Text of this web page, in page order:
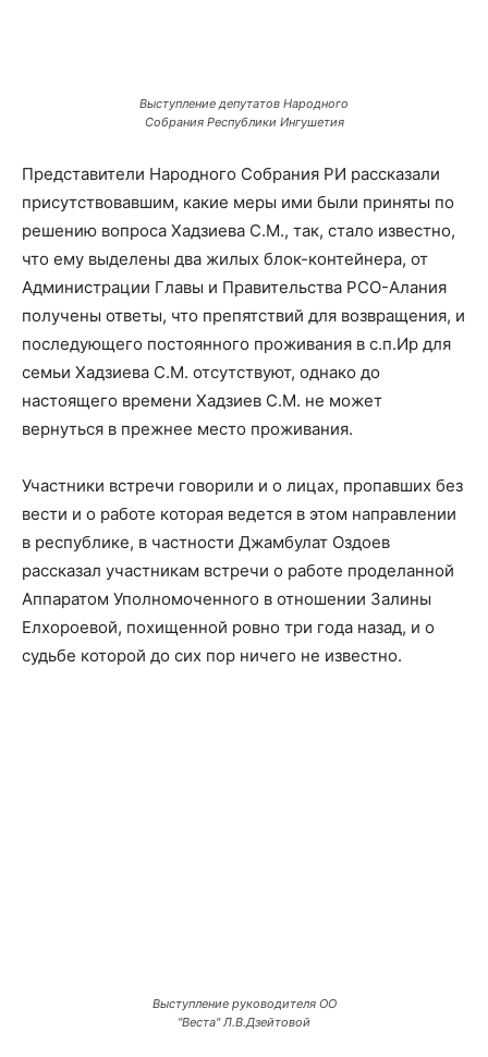
Выступление депутатов Народного
Собрания Республики Ингушетия
Представители Народного Собрания РИ рассказали
присутствовавшим, какие меры ими были приняты по
решению вопроса Хадзиева С.М., так, стало известно,
что ему выделены два жилых блок-контейнера, от
Администрации Главы и Правительства РСО-Алания
получены ответы, что препятствий для возвращения, и
последующего постоянного проживания в с.п.Ир для
семьи Хадзиева С.М. отсутствуют, однако до
настоящего времени Хадзиев С.М. не может
вернуться в прежнее место проживания.
Участники встречи говорили и о лицах, пропавших без
вести и о работе которая ведется в этом направлении
в республике, в частности Джамбулат Оздоев
рассказал участникам встречи о работе проделанной
Аппаратом Уполномоченного в отношении Залины
Елхороевой, похищенной ровно три года назад, и о
судьбе которой до сих пор ничего не известно.
Выступление руководителя ОО
"Веста" Л.В.Дзейтовой